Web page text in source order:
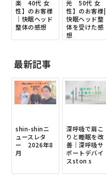
楽 40代 女
性】のお客様
｜快眠ヘッド
整体の感想
光 50代 女
性】のお客様|
快眠ヘッド整
体を受けた感
想
最新記事
shin-shinニ
ュースレタ
ー 2026年8
月
深呼吸で肩こ
りと睡眠を改
善｜深呼吸サ
ポートデバイ
スston s